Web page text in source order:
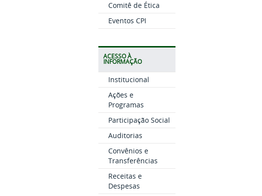
Comitê de Ética
Eventos CPI
ACESSO À
INFORMAÇÃO
Institucional
Ações e
Programas
Participação Social
Auditorias
Convênios e
Transferências
Receitas e
Despesas